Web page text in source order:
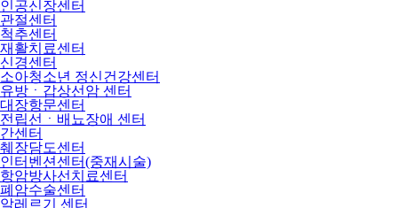
인공신장센터
관절센터
척추센터
재활치료센터
신경센터
소아청소년 정신건강센터
유방ㆍ갑상선암 센터
대장항문센터
전립선ㆍ배뇨장애 센터
간센터
췌장담도센터
인터벤션센터(중재시술)
항암방사선치료센터
폐암수술센터
알레르기 센터